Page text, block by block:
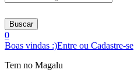
Buscar
0
Boas vindas :)Entre ou Cadastre-se
Tem no Magalu